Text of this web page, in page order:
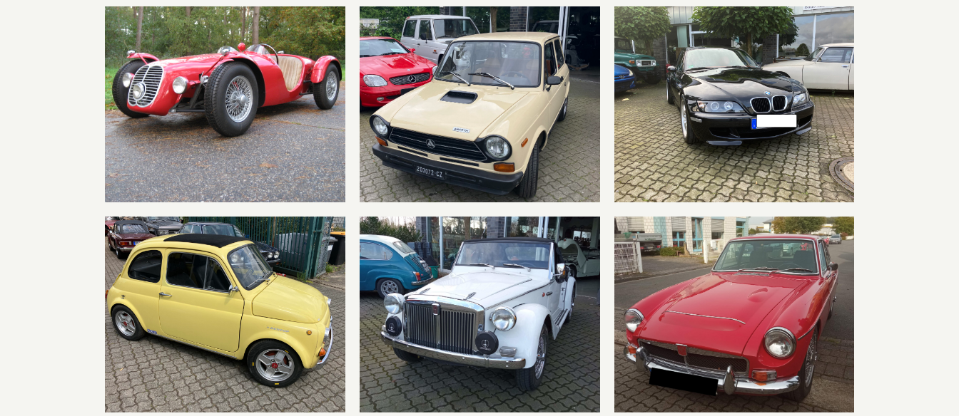
Monofaro Replika/Nachbau Autobianchi A112 Abarth BMW Z3M Coupé – Reserviert –
Fiat 500 Siata Spring MG C GT